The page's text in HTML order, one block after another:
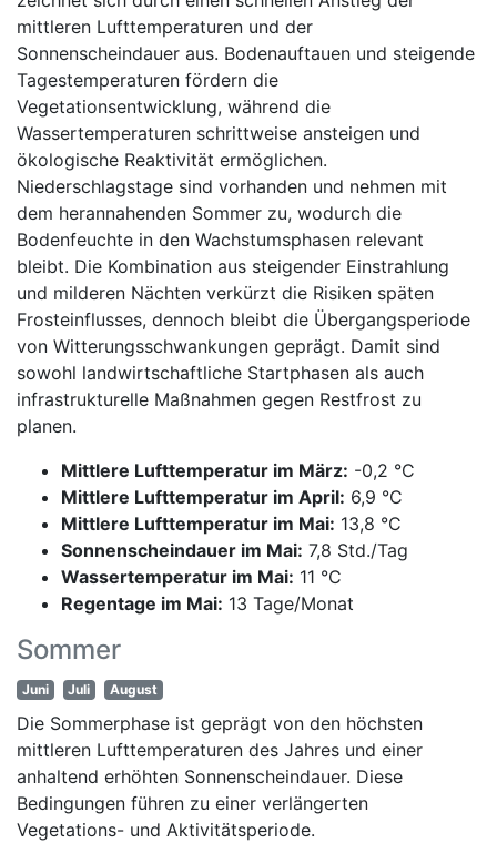
mittleren Lufttemperaturen und der
Sonnenscheindauer aus. Bodenauftauen und steigende
Tagestemperaturen fördern die
Vegetationsentwicklung, während die
Wassertemperaturen schrittweise ansteigen und
ökologische Reaktivität ermöglichen.
Niederschlagstage sind vorhanden und nehmen mit
dem herannahenden Sommer zu, wodurch die
Bodenfeuchte in den Wachstumsphasen relevant
bleibt. Die Kombination aus steigender Einstrahlung
und milderen Nächten verkürzt die Risiken späten
Frosteinflusses, dennoch bleibt die Übergangsperiode
von Witterungsschwankungen geprägt. Damit sind
sowohl landwirtschaftliche Startphasen als auch
infrastrukturelle Maßnahmen gegen Restfrost zu
planen.
Mittlere Lufttemperatur im März: -0,2 °C
Mittlere Lufttemperatur im April: 6,9 °C
Mittlere Lufttemperatur im Mai: 13,8 °C
Sonnenscheindauer im Mai: 7,8 Std./Tag
Wassertemperatur im Mai: 11 °C
Regentage im Mai: 13 Tage/Monat
Sommer
Juni Juli August
Die Sommerphase ist geprägt von den höchsten
mittleren Lufttemperaturen des Jahres und einer
anhaltend erhöhten Sonnenscheindauer. Diese
Bedingungen führen zu einer verlängerten
Vegetations- und Aktivitätsperiode.